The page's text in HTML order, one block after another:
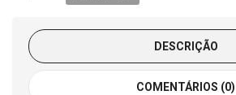
DESCRIÇÃO
COMENTÁRIOS (0)